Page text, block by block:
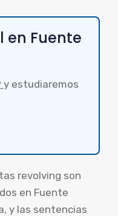
en Fuente
y estudiaremos
revolving son
en Fuente
y las sentencias